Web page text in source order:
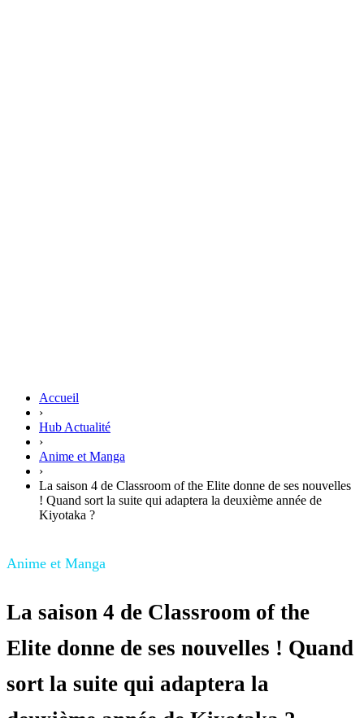
Accueil
›
Hub Actualité
›
Anime et Manga
›
La saison 4 de Classroom of the Elite donne de ses nouvelles
! Quand sort la suite qui adaptera la deuxième année de
Kiyotaka ?
Anime et Manga
La saison 4 de Classroom of the
Elite donne de ses nouvelles ! Quand
sort la suite qui adaptera la